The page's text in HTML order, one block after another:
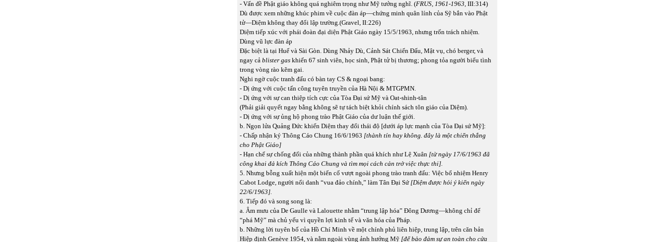
- Vấn đề Phật giáo không quá nghiêm trọng như Mỹ tưởng nghĩ. (FRUS, 1961-1963, III:314)
Dù được xem những khúc phim về cuộc đàn áp—chứng minh quân lính của Sỹ bắn vào Phật
tử—Diệm không thay đổi lập trường.(Gravel, II:226)
Diệm tiếp xúc với phái đoàn đại diện Phật Giáo ngày 15/5/1963, nhưng trốn trách nhiệm.
Dùng vũ lực đàn áp
Đặc biệt là tại Huế và Sài Gòn. Dùng Nhảy Dù, Cảnh Sát Chiến Đấu, Mật vụ, chó berger, và
ngay cả blister gas khiến 67 sinh viên, học sinh, Phật tử bị thương; phong tỏa người biểu tình
trong vòng rào kẽm gai.
Nghi ngờ cuộc tranh đấu có bàn tay CS & ngoại bang:
- Dị ứng với cuộc tấn công tuyên truyền của Hà Nội & MTGPMN.
- Dị ứng với sự can thiệp tích cực của Tòa Đại sứ Mỹ và Oat-shinh-tân
(Phải giải quyết ngay bằng không sẽ tự tách biệt khỏi chính sách tôn giáo của Diệm).
- Dị ứng với sự ủng hộ phong trào Phật Giáo của dư luận thế giới.
b. Ngọn lửa Quảng Đức khiến Diệm thay đổi thái độ [dưới áp lực mạnh của Tòa Đại sứ Mỹ]:
- Chấp nhận ký Thông Cáo Chung 16/6/1963 [thành tín hay không. đây là một chiến thắng
cho Phật Giáo]
- Hạn chế sự chống đối của những thành phần quá khích như Lệ Xuân [từ ngày 17/6/1963 đã
công khai đả kích Thông Cáo Chung và tìm mọi cách cản trở việc thực thi].
5. Nhưng bỗng xuất hiện một biến cố vượt ngoài phong trào tranh đấu: Việc bổ nhiệm Henry
Cabot Lodge, người nổi danh “vua đảo chính,” làm Tân Đại Sứ [Diệm được hỏi ý kiến ngày
22/6/1963].
6. Tiếp đó và song song là:
a. Âm mưu của De Gaulle và Lalouette nhằm “trung lập hóa” Đông Dương—không chỉ để
“phá Mỹ” mà chủ yếu vì quyền lợi kinh tế và văn hóa của Pháp.
b. Những lời tuyên bố của Hồ Chí Minh về một chính phủ liên hiệp, trung lập, trên căn bản
Hiệp định Genève 1954, và nằm ngoài vùng ảnh hưởng Mỹ [để bảo đảm sự an toàn cho cửa